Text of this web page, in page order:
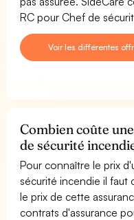
RC pour Chef de
Voir les différentes
Combien coûte
de sécurité
Pour connaître le prix
sécurité incendie il
le prix de cette
contrats d'assurance